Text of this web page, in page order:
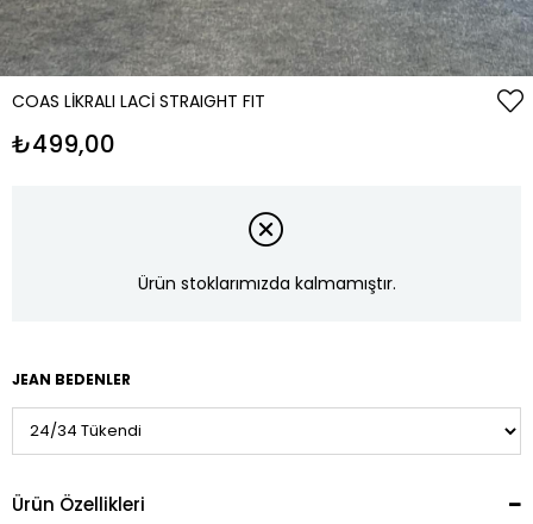
COAS LIKRALI LACI STRAIGHT FIT
₺499,00
Ürün stoklarımızda kalmamıştır.
JEAN BEDENLER
Ürün Özellikleri